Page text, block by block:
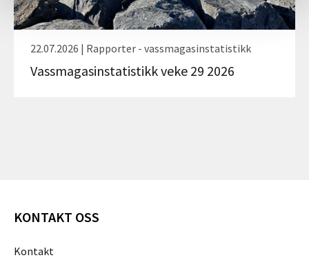
22.07.2026 | Rapporter - vassmagasinstatistikk
Vassmagasinstatistikk veke 29 2026
KONTAKT OSS
Kontakt